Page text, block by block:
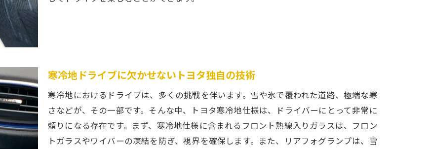
寒冷地ドライブに欠かせないトヨタ独自の技術
寒冷地におけるドライブは、多くの挑戦を伴います。雪や氷で覆われた道路、極端な寒
さなどが、その一部です。そんな中、トヨタ寒冷地仕様は、ドライバーにとって非常に
頼りになる存在です。まず、寒冷地仕様に含まれるフロント熱線入りガラスは、フロン
トガラスやワイパーの凍結を防ぎ、視界を確保します。また、リアフォグランプは、雪